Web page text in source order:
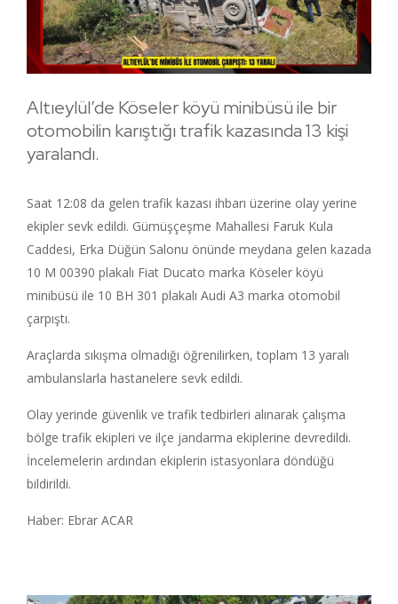
Altıeylül’de Köseler köyü minibüsü ile bir
otomobilin karıştığı trafik kazasında 13 kişi
yaralandı.
Saat 12:08 da gelen trafik kazası ihbarı üzerine olay yerine
ekipler sevk edildi. Gümüşçeşme Mahallesi Faruk Kula
Caddesi, Erka Düğün Salonu önünde meydana gelen kazada
10 M 00390 plakalı Fiat Ducato marka Köseler köyü
minibüsü ile 10 BH 301 plakalı Audi A3 marka otomobil
çarpıştı.
Araçlarda sıkışma olmadığı öğrenilirken, toplam 13 yaralı
ambulanslarla hastanelere sevk edildi.
Olay yerinde güvenlik ve trafik tedbirleri alınarak çalışma
bölge trafik ekipleri ve ilçe jandarma ekiplerine devredildi.
İncelemelerin ardından ekiplerin istasyonlara döndüğü
bildirildi.
Haber: Ebrar ACAR